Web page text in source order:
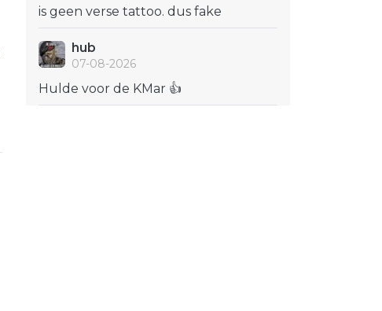
is geen verse tattoo. dus fake
hub
07-08-2026
Hulde voor de KMar 👍